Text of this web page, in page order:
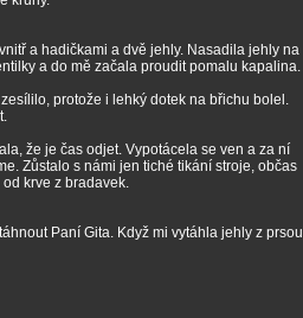
a hadičkami a dvě jehly. Nasadila jehly na
a do mě začala proudit pomalu kapalina.
protože i lehký dotek na břichu bolel.
že je čas odjet. Vypotácela se ven a za ní
Zůstalo s námi jen tiché tikání stroje, občas
krve z bradavek.
Paní Gita. Když mi vytáhla jehly z prsou